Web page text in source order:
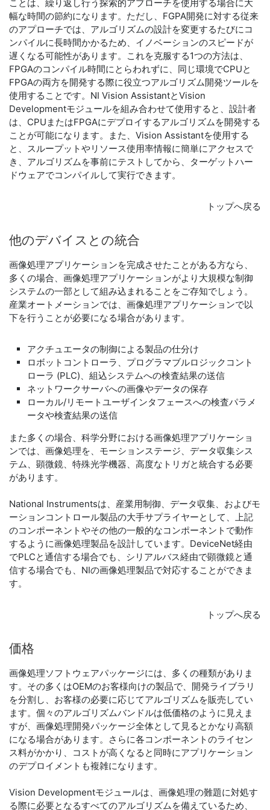
ことは、繰り返し行う探索的アプローチを使用する場合に大
幅な時間の節約になります。ただし、FGPA開発に対する従来
のアプローチでは、アルゴリズムの設計を変更するたびにコ
ンパイルに長時間かかるため、イノベーションのスピードが
遅くなる可能性があります。これを克服する1つの方法は、
FPGAのコンパイル時間にとらわれずに、同じ環境でCPUと
FPGAの両方を開発する際に役立つアルゴリズム開発ツールを
使用することです。NI Vision AssistantとVision
Developmentモジュールを組み合わせて使用すると、設計者
は、CPUまたはFPGAにデプロイするアルゴリズムを開発する
ことが可能になります。また、Vision Assistantを使用する
と、スループットやリソース使用率情報に簡単にアクセスで
き、アルゴリズムを事前にテストしてから、ターゲットハー
ドウェアでコンパイルして実行できます。
トップへ戻る
他のデバイス と の統合
画像処理アプリケーションを完成させたことがある方なら、
多くの場合、画像処理アプリケーションがより大規模な制御
システムの一部として組み込まれることをご存知でしょう。
産業オートメーションでは、画像処理アプリケーションで以
下を行うことが必要になる場合があります。
アクチュエータの制御による製品の仕分け
ロボットコントローラ、プログラマブルロジックコント
ローラ (PLC)、組込システムへの検査結果の送信
ネットワークサーバへの画像やデータの保存
ローカル/リモートユーザインタフェースへの検査パラメ
ータや検査結果の送信
また多くの場合、科学分野における画像処理アプリケーショ
ンでは、画像処理を、モーションステージ、データ収集シス
テム、顕微鏡、特殊光学機器、高度なトリガと統合する必要
があります。
National Instrumentsは、産業用制御、データ収集、およびモ
ーションコントロール製品の大手サプライヤーとして、上記
のコンポーネントやその他の一般的なコンポーネントで動作
するように画像処理製品を設計しています。DeviceNet経由
でPLCと通信する場合でも、シリアルバス経由で顕微鏡と通
信する場合でも、NIの画像処理製品で対応することができま
す。
トップへ戻る
価格
画像処理ソフトウェアパッケージには、多くの種類がありま
す。その多くはOEMのお客様向けの製品で、開発ライブラリ
を分割し、お客様の必要に応じてアルゴリズムを販売してい
ます。個々のアルゴリズムバンドルは低価格のように見えま
すが、画像処理開発パッケージ全体として見るとかなり高額
になる場合があります。さらに各コンポーネントのライセン
ス料がかかり、コストが高くなると同時にアプリケーション
のデプロイメントも複雑になります。
Vision Developmentモジュールは、画像処理の難題に対処す
る際に必要となるすべてのアルゴリズムを備えているため、